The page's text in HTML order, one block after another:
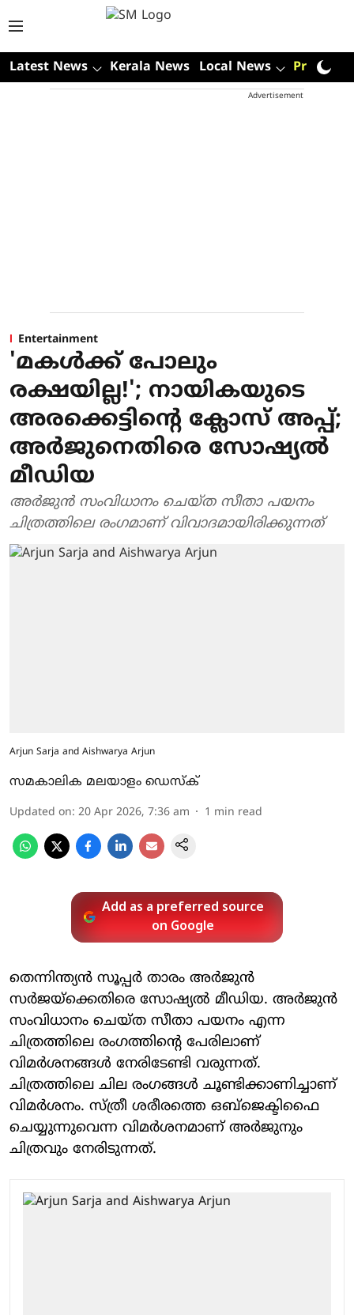
Latest News Kerala News Local News Premium
Advertisement
Entertainment
'മകള്‍ക്ക് പോലും
രക്ഷയില്ല!'; നായികയുടെ
അരക്കെട്ടിന്റെ ക്ലോസ് അപ്പ്;
അര്‍ജുനെതിരെ സോഷ്യല്‍
മീഡിയ
അര്‍ജുന്‍ സംവിധാനം ചെയ്ത സീതാ പയനം
ചിത്രത്തിലെ രംഗമാണ് വിവാദമായിരിക്കുന്നത്
Arjun Sarja and Aishwarya Arjun
സമകാലിക മലയാളം ഡെസ്ക്
Updated on: 20 Apr 2026, 7:36 am 1 min read
Add as a preferred source
on Google
തെന്നിന്ത്യന്‍ സൂപ്പര്‍ താരം അര്‍ജുന്‍
സര്‍ജയ്‌ക്കെതിരെ സോഷ്യല്‍ മീഡിയ. അര്‍ജുന്‍
സംവിധാനം ചെയ്ത സീതാ പയനം എന്ന
ചിത്രത്തിലെ രംഗത്തിന്റെ പേരിലാണ്
വിമര്‍ശനങ്ങള്‍ നേരിടേണ്ടി വരുന്നത്.
ചിത്രത്തിലെ ചില രംഗങ്ങള്‍ ചൂണ്ടിക്കാണിച്ചാണ്
വിമര്‍ശനം. സ്ത്രീ ശരീരത്തെ ഒബ്‌ജെക്ടിഫൈ
ചെയ്യുന്നുവെന്ന വിമര്‍ശനമാണ് അര്‍ജുനും
ചിത്രവും നേരിടുന്നത്.